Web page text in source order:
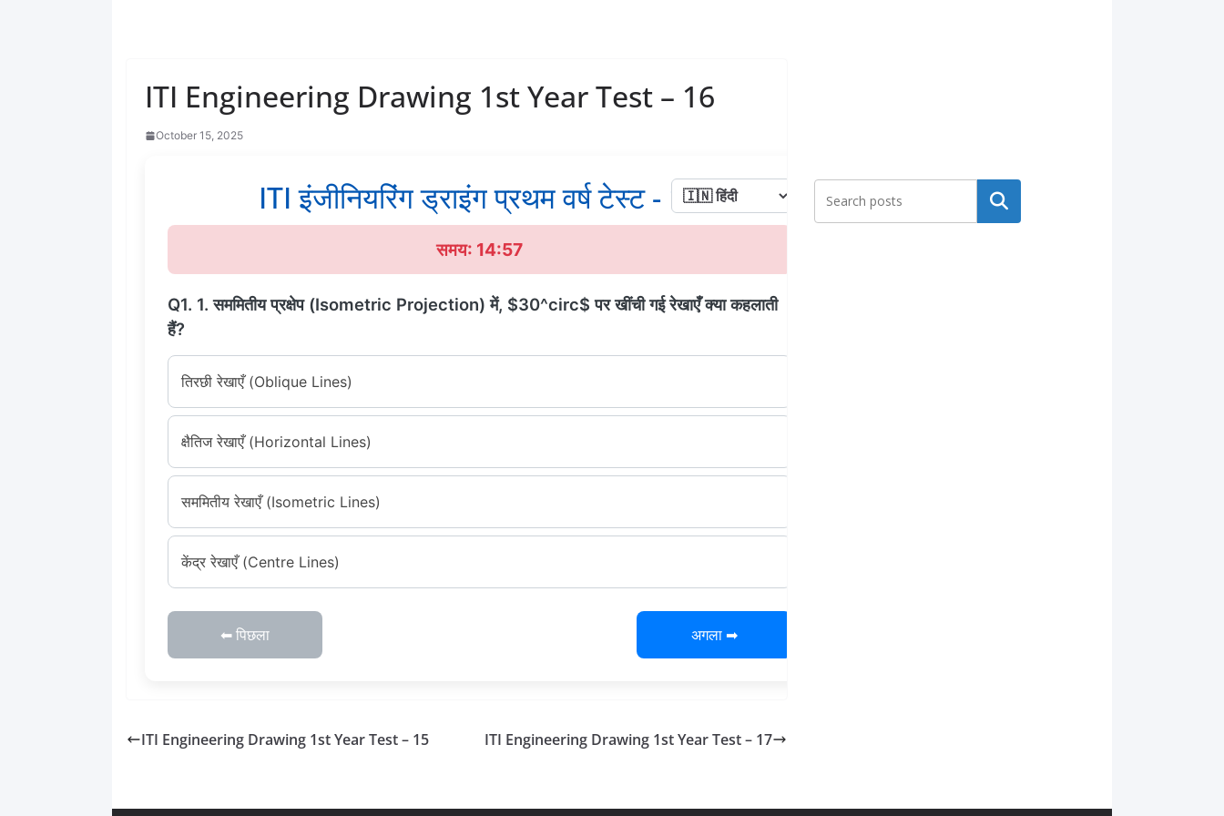
ITI Engineering Drawing 1st Year Test – 16
October 15, 2025
ITI इंजीनियरिंग ड्राइंग प्रथम वर्ष टेस्ट - 16
समय: 14:56
Q1. 1. सममितीय प्रक्षेप (Isometric Projection) में, $30^circ$ पर खींची गई रेखाएँ क्या कहलाती
हैं?
तिरछी रेखाएँ (Oblique Lines)
क्षैतिज रेखाएँ (Horizontal Lines)
सममितीय रेखाएँ (Isometric Lines)
केंद्र रेखाएँ (Centre Lines)
⬅ पिछला अगला ➡
ITI Engineering Drawing 1st Year Test – 15 ITI Engineering Drawing 1st Year Test – 17
Search